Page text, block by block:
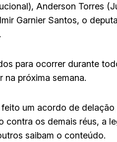
Anderson Torres
Garnier Santos, o
para ocorrer durante
na próxima semana.
um acordo de
contra os demais réus, a
saibam o conteúdo.